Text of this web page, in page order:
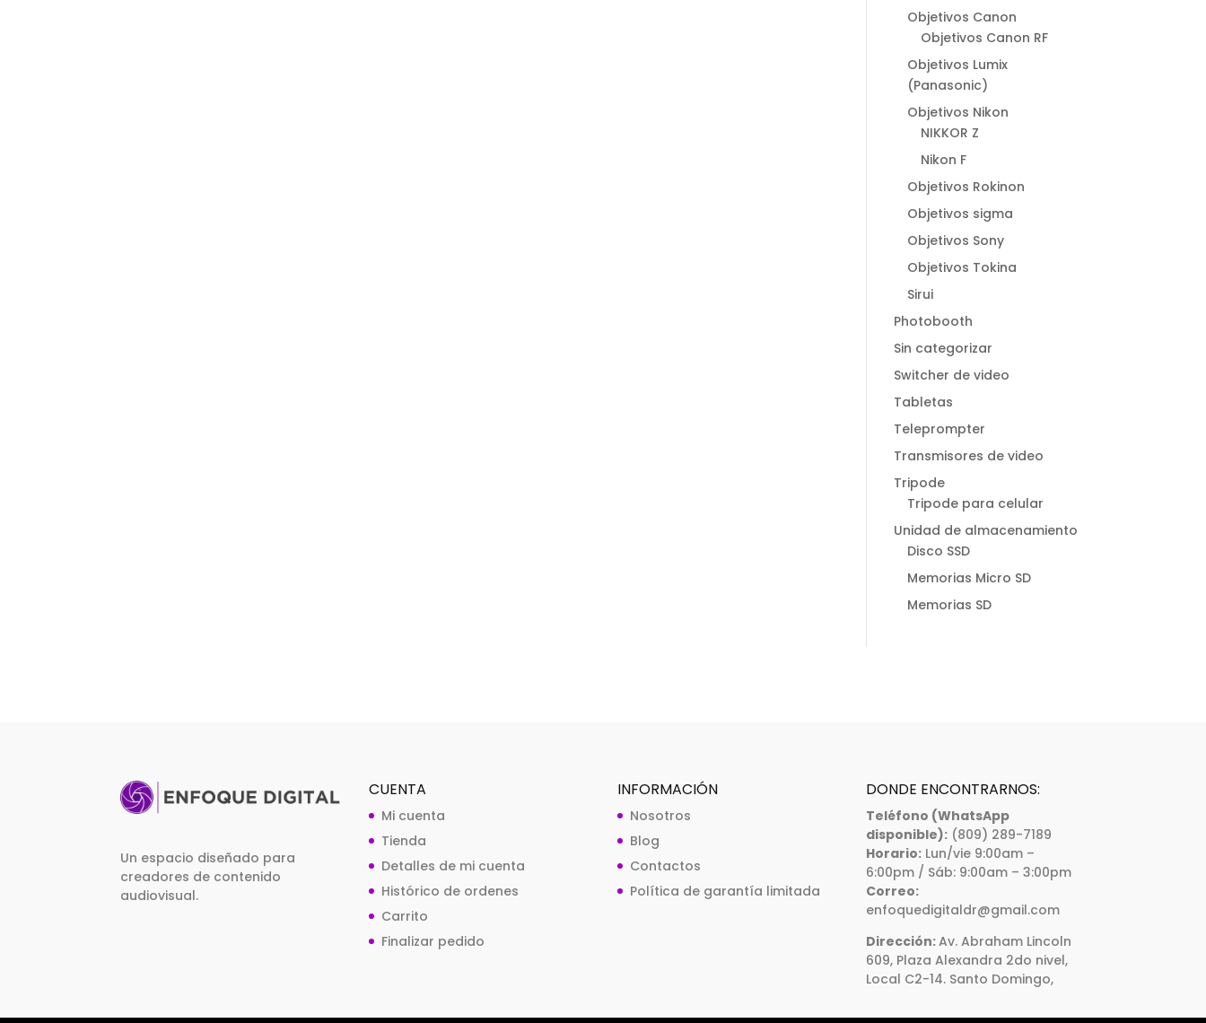
Objetivos Canon
Objetivos Canon RF
Objetivos Lumix
(Panasonic)
Objetivos Nikon
NIKKOR Z
Nikon F
Objetivos Rokinon
Objetivos sigma
Objetivos Sony
Objetivos Tokina
Sirui
Photobooth
Sin categorizar
Switcher de video
Tabletas
Teleprompter
Transmisores de video
Tripode
Tripode para celular
Unidad de almacenamiento
Disco SSD
Memorias Micro SD
Memorias SD
Un espacio diseñado para
creadores de contenido
audiovisual.
CUENTA
Mi cuenta
Tienda
Detalles de mi cuenta
Histórico de ordenes
Carrito
Finalizar pedido
INFORMACIÓN
Nosotros
Blog
Contactos
Política de garantía limitada
DONDE ENCONTRARNOS:
Teléfono (WhatsApp
disponible):(809) 289-7189
Horario:Lun/vie 9:00am –
6:00pm / Sáb: 9:00am – 3:00pm
Correo:
enfoquedigitaldr@gmail.com
Dirección:Av. Abraham Lincoln
609, Plaza Alexandra 2do nivel,
Local C2-14. Santo Domingo,